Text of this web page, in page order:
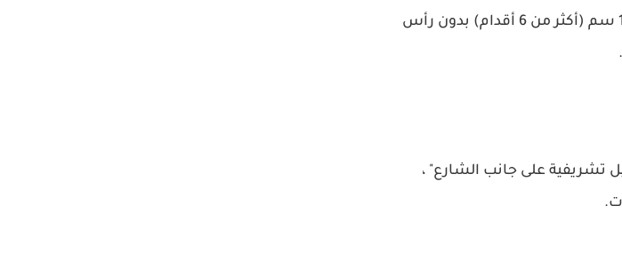
وأضاف جان ، الذي يقود الحفريات ، إن أحد التماثيل المكتشفة يبلغ ارتفاعه 185 سم (أكثر من 6 أقدام) بدون رأس
تشريفية على جانب الشارع" ،